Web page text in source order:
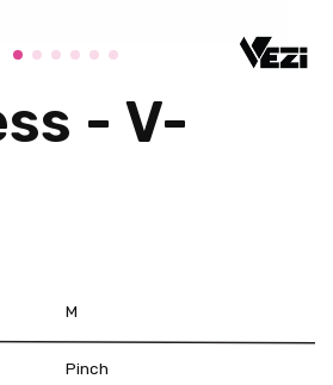
- V-
M
Pinch